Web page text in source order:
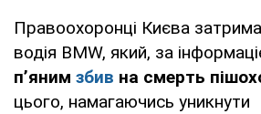
Правоохоронці Києва
водія BMW, який, за
п’яним збив на смерть
цього, намагаючись уникнути